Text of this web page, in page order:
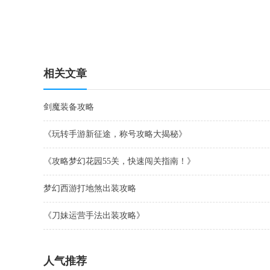
相关文章
剑魔装备攻略
《玩转手游新征途，称号攻略大揭秘》
《攻略梦幻花园55关，快速闯关指南！》
梦幻西游打地煞出装攻略
《刀妹运营手法出装攻略》
人气推荐